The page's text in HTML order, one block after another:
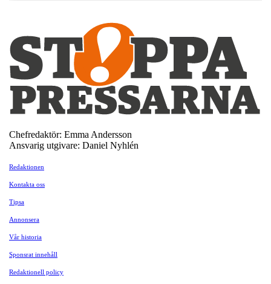
Chefredaktör: Emma Andersson
Ansvarig utgivare: Daniel Nyhlén
Redaktionen
Kontakta oss
Tipsa
Annonsera
Vår historia
Sponsrat innehåll
Redaktionell policy